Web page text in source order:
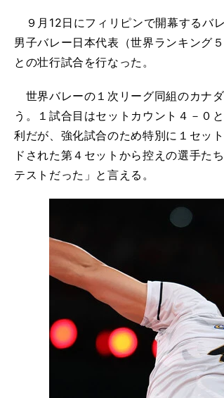
９月12日にフィリピンで開幕するバ
男子バレー日本代表（世界ランキング
との壮行試合を行なった。
世界バレーの１次リーグ同組のカナ
う。１試合目はセットカウント４－０
利だが、強化試合のため特別に１セッ
ドされた第４セットから控えの選手た
テストだった」と言える。